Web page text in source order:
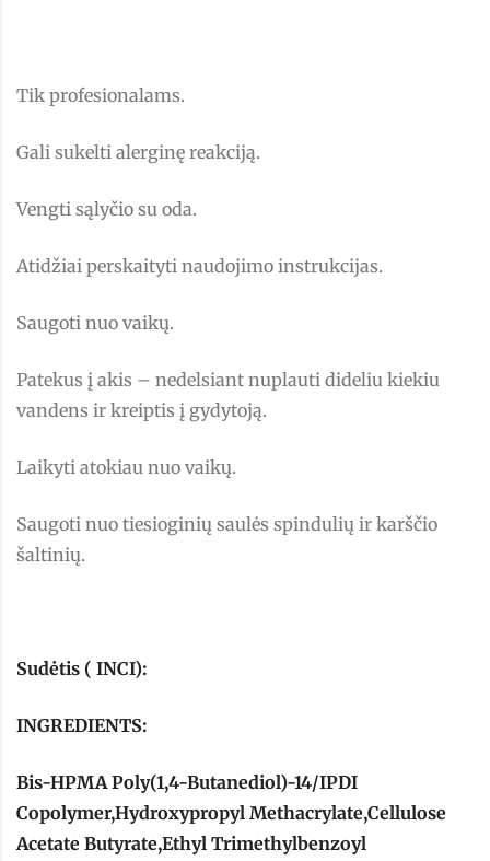
Tik profesionalams.
Gali sukelti alerginę reakciją.
Vengti sąlyčio su oda.
Atidžiai perskaityti naudojimo instrukcijas.
Saugoti nuo vaikų.
Patekus į akis – nedelsiant nuplauti dideliu kiekiu
vandens ir kreiptis į gydytoją.
Laikyti atokiau nuo vaikų.
Saugoti nuo tiesioginių saulės spindulių ir karščio
šaltinių.
Sudėtis ( INCI):
INGREDIENTS:
Bis-HPMA Poly(1,4-Butanediol)-14/IPDI
Copolymer,Hydroxypropyl Methacrylate,Cellulose
Acetate Butyrate,Ethyl Trimethylbenzoyl